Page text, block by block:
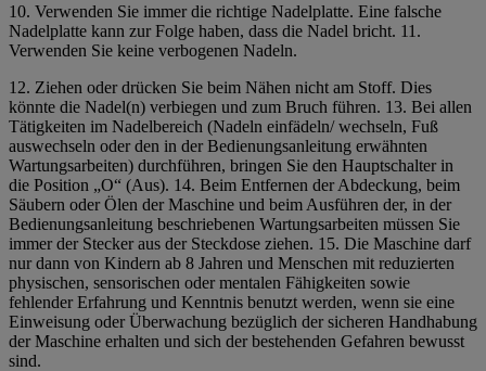
10. Verwenden Sie immer die richtige Nadelplatte. Eine falsche
Nadelplatte kann zur Folge haben, dass die Nadel bricht. 11.
Verwenden Sie keine verbogenen Nadeln.
12. Ziehen oder drücken Sie beim Nähen nicht am Stoff. Dies
könnte die Nadel(n) verbiegen und zum Bruch führen. 13. Bei allen
Tätigkeiten im Nadelbereich (Nadeln einfädeln/ wechseln, Fuß
auswechseln oder den in derBedienungsanleitung erwähnten
Wartungsarbeiten) durchführen, bringen Sie den Hauptschalter in
die Position „O“ (Aus). 14. Beim Entfernen der Abdeckung, beim
Säubern oder Ölen der Maschine und beim Ausführen der, in der
Bedienungsanleitung beschriebenen Wartungsarbeiten müssen Sie
immer der Stecker aus der Steckdose ziehen. 15. Die Maschine darf
nur dann von Kindern ab 8 Jahren und Menschen mit reduzierten
physischen, sensorischen oder mentalen Fähigkeiten sowie
fehlender Erfahrung und Kenntnis benutzt werden, wenn sie eine
Einweisung oder Überwachung bezüglich der sicheren Handhabung
der Maschine erhalten und sich der bestehenden Gefahren bewusst
sind.